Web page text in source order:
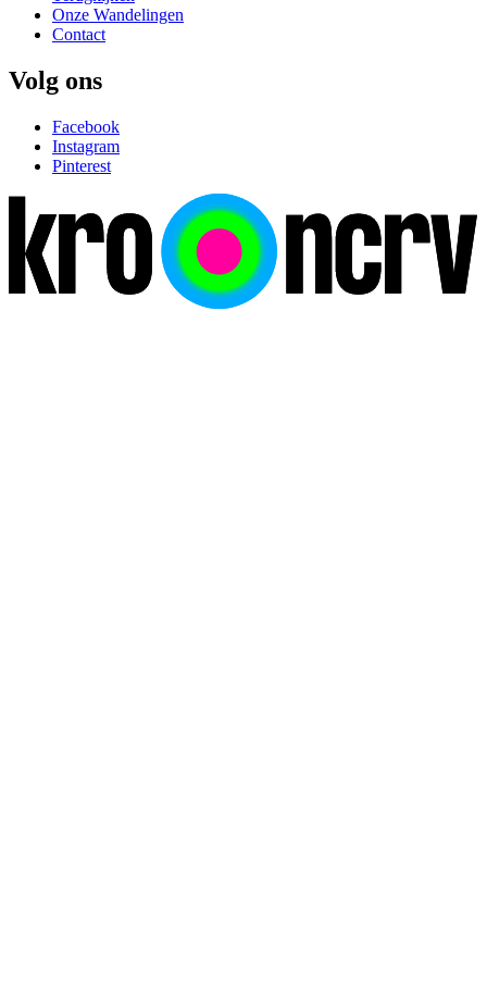
Onze Wandelingen
Contact
Volg ons
Facebook
Instagram
Pinterest